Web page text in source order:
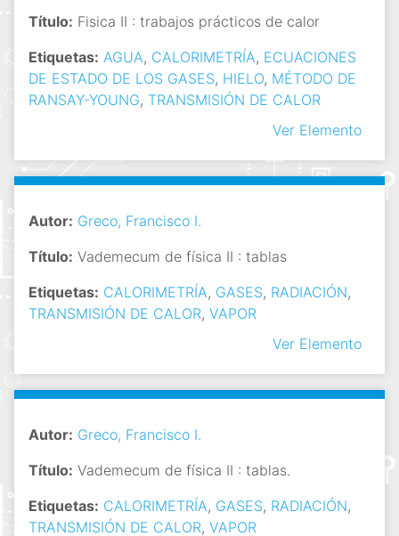
Título: Fisica II : trabajos prácticos de calor
Etiquetas: AGUA, CALORIMETRÍA, ECUACIONES
DE ESTADO DE LOS GASES, HIELO, MÉTODO DE
RANSAY-YOUNG, TRANSMISIÓN DE CALOR
Ver Elemento
Autor: Greco, Francisco I.
Título: Vademecum de física II : tablas
Etiquetas: CALORIMETRÍA, GASES, RADIACIÓN,
TRANSMISIÓN DE CALOR, VAPOR
Ver Elemento
Autor: Greco, Francisco I.
Título: Vademecum de física II : tablas.
Etiquetas: CALORIMETRÍA, GASES, RADIACIÓN,
TRANSMISIÓN DE CALOR, VAPOR